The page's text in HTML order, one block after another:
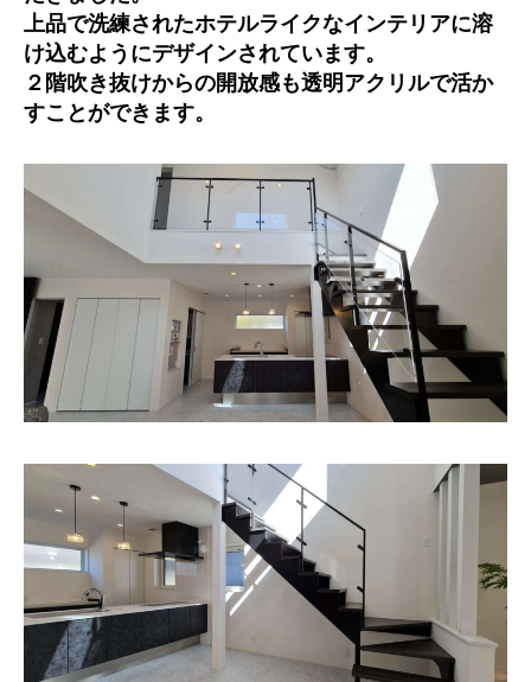
上品で洗練されたホテルライクなインテリアに溶
け込むようにデザインされています。
２階吹き抜けからの開放感も透明アクリルで活か
すことができます。